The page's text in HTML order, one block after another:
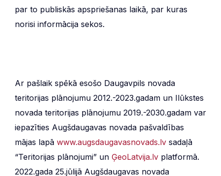
par to publiskās apspriešanas laikā, par kuras
norisi informācija sekos.
Ar pašlaik spēkā esošo Daugavpils novada
teritorijas plānojumu 2012.-2023.gadam un Ilūkstes
novada teritorijas plānojumu 2019.-2030.gadam var
iepazīties Augšdaugavas novada pašvaldības
mājas lapā www.augsdaugavasnovads.lv sadaļā
“Teritorijas plānojumi” un ĢeoLatvija.lv platformā.
2022.gada 25.jūlijā Augšdaugavas novada